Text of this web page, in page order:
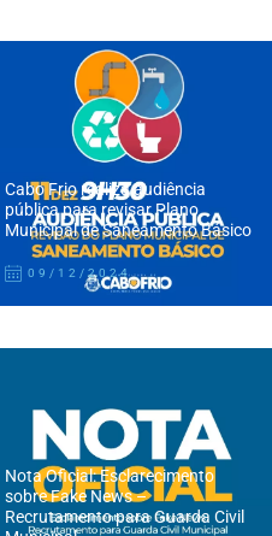
Cabo Frio realiza audiência
pública para revisar Plano
Municipal de Saneamento Básico
09/12/2024
Nota Oficial: Esclarecimento
sobre Fake News –
Recrutamento para Guarda Civil